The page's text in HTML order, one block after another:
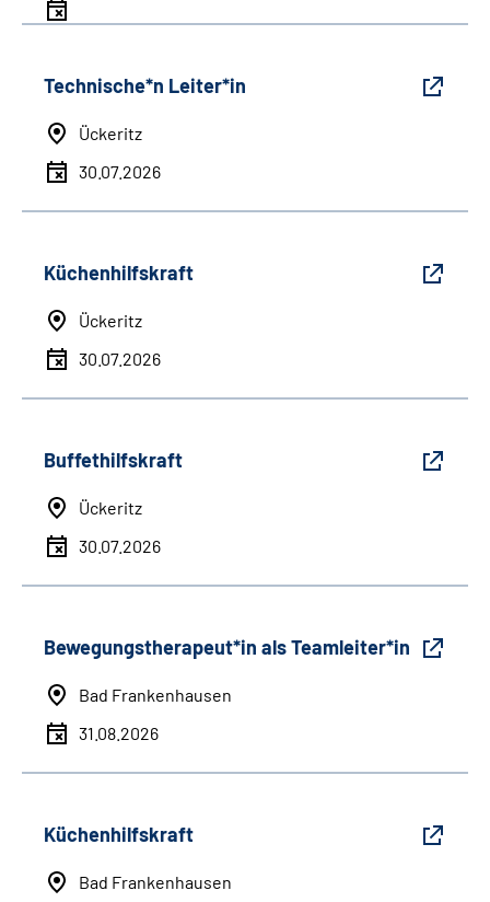
Technische*n Leiter*in
Ückeritz
30.07.2026
Küchenhilfskraft
Ückeritz
30.07.2026
Buffethilfskraft
Ückeritz
30.07.2026
Bewegungstherapeut*in als Teamleiter*in
Bad Frankenhausen
31.08.2026
Küchenhilfskraft
Bad Frankenhausen